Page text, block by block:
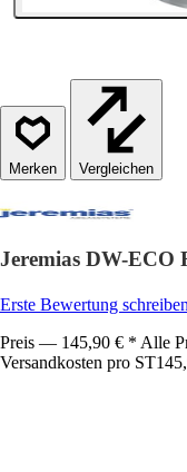
Vergleichen
Jeremias DW-ECO
Erste Bewertung schreiben
Preis — 145,90 € * Alle
Versandkosten pro ST